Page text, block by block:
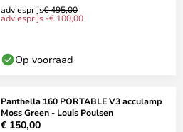
adviesprijs€ 495,00
adviesprijs -€ 100,00
Op voorraad
Panthella 160 PORTABLE V3 acculamp
Moss Green - Louis Poulsen
€ 150,00